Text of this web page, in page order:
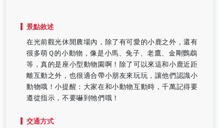
景點敘述
在光前觀光休閒農場內，除了有可愛的小鹿之外，還有
很多萌Ｑ的小動物，像是小馬、兔子、老鷹、金剛鸚鵡
等，真的是座小型動物園啊！除了可以來這和小鹿近距
離互動之外，也很適合帶小朋友來玩玩，讓他們認識小
動物哦！小提醒：大家在和小動物互動時，千萬記得要
遵從指示，不要嚇到牠們哦！
交通方式